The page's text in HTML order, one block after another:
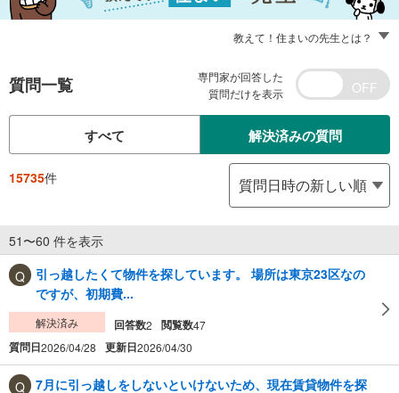
教えて！住まいの先生とは？
質問一覧
専門家が回答した
質問だけを表示
すべて 解決済みの質問
15735件
51〜60 件を表示
引っ越したくて物件を探しています。 場所は東京23区なの
ですが、初期費...
解決済み 回答数2 閲覧数47
質問日2026/04/28 更新日2026/04/30
7月に引っ越しをしないといけないため、現在賃貸物件を探